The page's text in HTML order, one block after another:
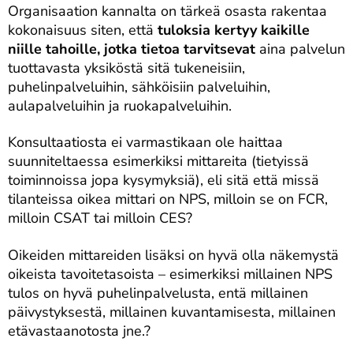
Organisaation kannalta on tärkeä osasta rakentaa
kokonaisuus siten, että tuloksia kertyy kaikille
niille tahoille, jotka tietoa tarvitsevat aina palvelun
tuottavasta yksiköstä sitä tukeneisiin,
puhelinpalveluihin, sähköisiin palveluihin,
aulapalveluihin ja ruokapalveluihin.
Konsultaatiosta ei varmastikaan ole haittaa
suunniteltaessa esimerkiksi mittareita (tietyissä
toiminnoissa jopa kysymyksiä), eli sitä että missä
tilanteissa oikea mittari on NPS, milloin se on FCR,
milloin CSAT tai milloin CES?
Oikeiden mittareiden lisäksi on hyvä olla näkemystä
oikeista tavoitetasoista – esimerkiksi millainen NPS
tulos on hyvä puhelinpalvelusta, entä millainen
päivystyksestä, millainen kuvantamisesta, millainen
etävastaanotosta jne.?